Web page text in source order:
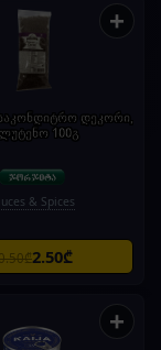
+
დეკორი,
100გ
& Spices
2.50₾
+